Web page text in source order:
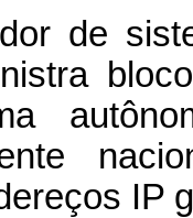
de
IP